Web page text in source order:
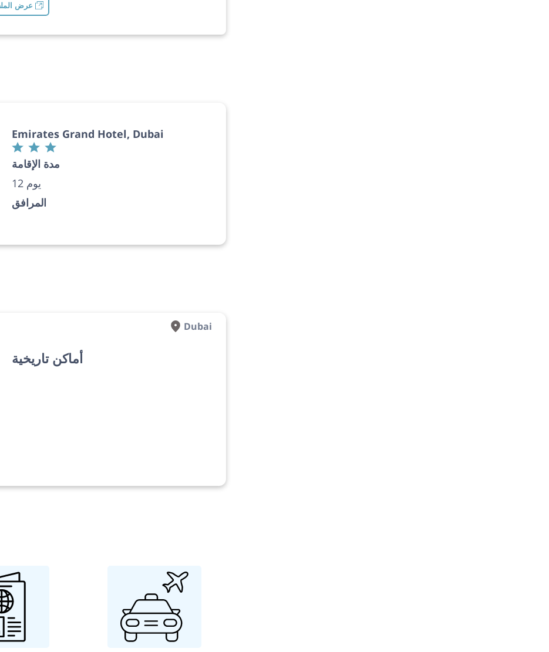
عرض
Emirates Grand Hotel, Dubai
مدة الإقامة
12 يوم
المرافق
Dubai
أماكن تاريخية